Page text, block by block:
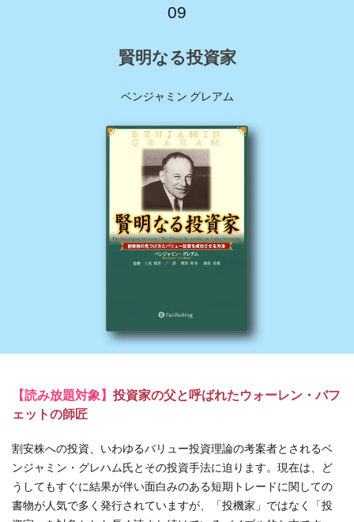
09
賢明なる投資家
ベンジャミン グレアム
【読み放題対象】 投資家の父と呼ばれたウォーレン・バフ
ェットの師匠
割安株への投資、いわゆるバリュー投資理論の考案者とされるベ
ンジャミン・グレハム氏とその投資手法に迫ります。現在は、ど
うしてもすぐに結果が伴い面白みのある短期トレードに関しての
書物が人気で多く発行されていますが、「投機家」ではなく「投